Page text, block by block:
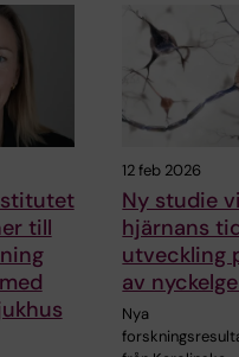
till
12 feb 2026
Ny studie
hjärnans
utveckling
av
Nya